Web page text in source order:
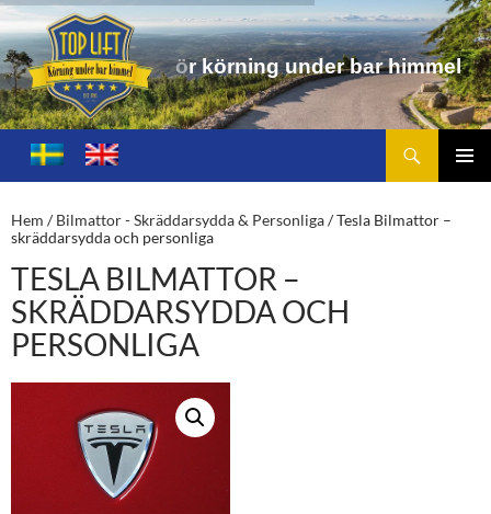
ng under bar himmel
Toplift.se – för körning under bar himmel
HOPPA
TILL
Hem /Bilmattor - Skräddarsydda & Personliga/ Tesla Bilmattor –
skräddarsydda och personliga
TESLA BILMATTOR –
SKRÄDDARSYDDA OCH
PERSONLIGA